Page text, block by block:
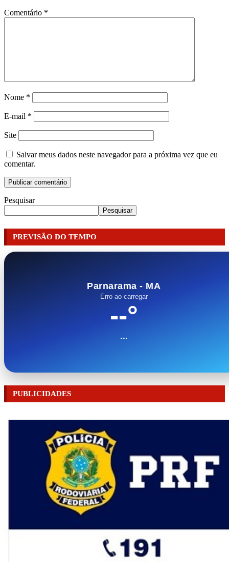
Comentário *
Nome *
E-mail *
Site
Salvar meus dados neste navegador para a próxima vez que eu
comentar.
Pesquisar
Pesquisar
PREVISÃO DO TEMPO
Parnarama - MA
Erro ao carregar
--°
...
PUBLICIDADES